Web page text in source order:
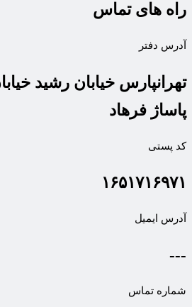
راه های تماس
آدرس دفتر
پاساژ فرهاد
کد پستی
۱۶۵۱۷۱۶۹۷۱
آدرس ایمیل
---
شماره تماس